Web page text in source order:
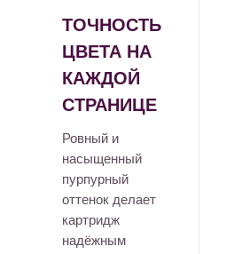
ТОЧНОСТЬ
ЦВЕТА НА
КАЖДОЙ
СТРАНИЦЕ
Ровный и
насыщенный
пурпурный
оттенок делает
картридж
надёжным